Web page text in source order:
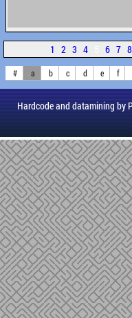
1 2 3 4 6 7
# a b c d e f
Hardcode and datamining by